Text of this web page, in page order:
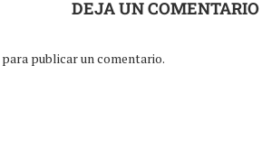
DEJA UN COMENTARIO
para publicar un comentario.